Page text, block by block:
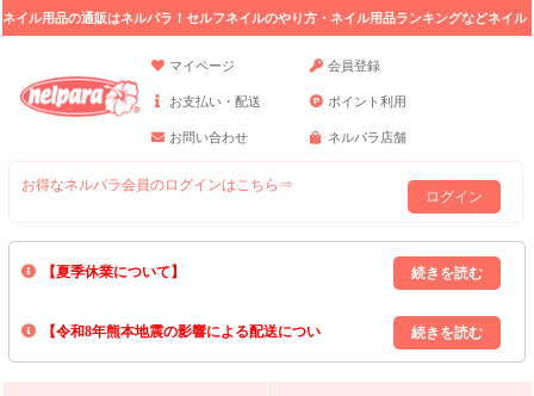
ネイル用品の通販はネルパラ！セルフネイルのやり方・ネイル用品ランキングなどネイル
マイページ
会員登録
お支払い・配送 ポイント利用
お問い合わせ ネルパラ店舗
お得なネルパラ会員のログインはこちら⇒
ログイン
【夏季休業について】
8/13(木)～8/16(日)の間｢出荷業務・お問い合わせ業務｣はお休みいたしま
上記期間中のご注文・お問い合わせは8/17(月)以降の対応となりますので
【令和8年熊本地震の影響による配送につい